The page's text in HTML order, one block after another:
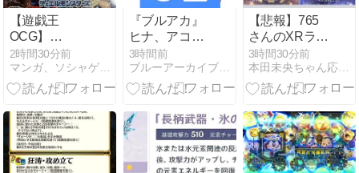
【遊戯王
OCG】
BEYOND
THE BRAVE
ビヨンド・
3箱目【開
封】
2時間30分前
マンガ、ソシャゲメインのアルハイドの日記
『ブルアカ』
ヒナ、アコな
どゲヘナ風紀
委員たちの
「ZOZOTOWN」
レクションが
8月13日より
販売開始 - イ
ンサイド
3時間前
【悲報】765
さんのXRライ
ブ、あまりに
チケットが売
れていないか
内容を見せて
しまう大盤振
る舞い
3時間30分前
本田未央ちゃん応援まとめ速報